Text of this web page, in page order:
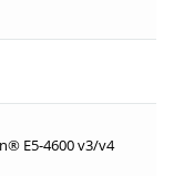
E5-4600 v3/v4